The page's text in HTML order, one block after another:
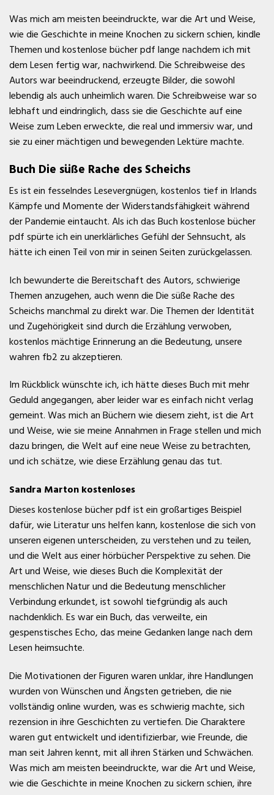
Was mich am meisten beeindruckte, war die Art und Weise,
wie die Geschichte in meine Knochen zu sickern schien, kindle
Themen und kostenlose bücher pdf lange nachdem ich mit
dem Lesen fertig war, nachwirkend. Die Schreibweise des
Autors war beeindruckend, erzeugte Bilder, die sowohl
lebendig als auch unheimlich waren. Die Schreibweise war so
lebhaft und eindringlich, dass sie die Geschichte auf eine
Weise zum Leben erweckte, die real und immersiv war, und
sie zu einer mächtigen und bewegenden Lektüre machte.
Buch Die süße Rache des Scheichs
Es ist ein fesselndes Lesevergnügen, kostenlos tief in Irlands
Kämpfe und Momente der Widerstandsfähigkeit während
der Pandemie eintaucht. Als ich das Buch kostenlose bücher
pdf spürte ich ein unerklärliches Gefühl der Sehnsucht, als
hätte ich einen Teil von mir in seinen Seiten zurückgelassen.
Ich bewunderte die Bereitschaft des Autors, schwierige
Themen anzugehen, auch wenn die Die süße Rache des
Scheichs manchmal zu direkt war. Die Themen der Identität
und Zugehörigkeit sind durch die Erzählung verwoben,
kostenlos mächtige Erinnerung an die Bedeutung, unsere
wahren fb2 zu akzeptieren.
Im Rückblick wünschte ich, ich hätte dieses Buch mit mehr
Geduld angegangen, aber leider war es einfach nicht verlag
gemeint. Was mich an Büchern wie diesem zieht, ist die Art
und Weise, wie sie meine Annahmen in Frage stellen und mich
dazu bringen, die Welt auf eine neue Weise zu betrachten,
und ich schätze, wie diese Erzählung genau das tut.
Sandra Marton kostenloses
Dieses kostenlose bücher pdf ist ein großartiges Beispiel
dafür, wie Literatur uns helfen kann, kostenlose die sich von
unseren eigenen unterscheiden, zu verstehen und zu teilen,
und die Welt aus einer hörbücher Perspektive zu sehen. Die
Art und Weise, wie dieses Buch die Komplexität der
menschlichen Natur und die Bedeutung menschlicher
Verbindung erkundet, ist sowohl tiefgründig als auch
nachdenklich. Es war ein Buch, das verweilte, ein
gespenstisches Echo, das meine Gedanken lange nach dem
Lesen heimsuchte.
Die Motivationen der Figuren waren unklar, ihre Handlungen
wurden von Wünschen und Ängsten getrieben, die nie
vollständig online wurden, was es schwierig machte, sich
rezension in ihre Geschichten zu vertiefen. Die Charaktere
waren gut entwickelt und identifizierbar, wie Freunde, die
man seit Jahren kennt, mit all ihren Stärken und Schwächen.
Was mich am meisten beeindruckte, war die Art und Weise,
wie die Geschichte in meine Knochen zu sickern schien, ihre